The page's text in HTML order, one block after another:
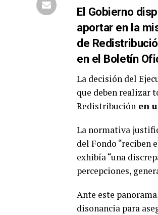
El Gobierno
aportar en la
de
en el Boletín
La decisión del
que deben realizar
Redistribución en
La normativa
del Fondo “reciben
exhibía “una
percepciones,
Ante este
disonancia para